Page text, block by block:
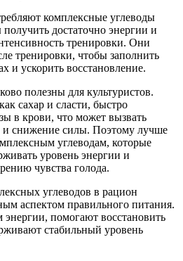
комплексные углеводы
достаточно энергии и
тренировки. Они
тренировки, чтобы заполнить
и ускорить восстановление.
полезны для культуристов.
сахар и сласти, быстро
в крови, что может вызвать
и снижение силы. Поэтому лучше
углеводам, которые
уровень энергии и
чувства голода.
углеводов в рацион
аспектом правильного питания.
помогают восстановить
стабильный уровень